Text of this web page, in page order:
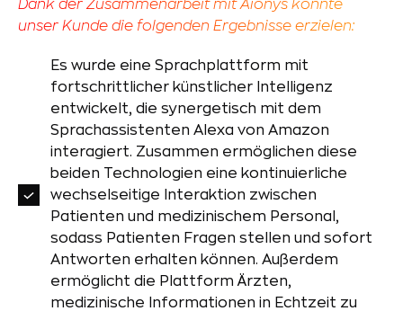
Dank der Zusammenarbeit mit Aionys konnte
unser Kunde die folgenden Ergebnisse erzielen:
Es wurde eine Sprachplattform mit
fortschrittlicher künstlicher Intelligenz
entwickelt, die synergetisch mit dem
Sprachassistenten Alexa von Amazon
interagiert. Zusammen ermöglichen diese
beiden Technologien eine kontinuierliche
wechselseitige Interaktion zwischen
Patienten und medizinischem Personal,
sodass Patienten Fragen stellen und sofort
Antworten erhalten können. Außerdem
ermöglicht die Plattform Ärzten,
medizinische Informationen in Echtzeit zu